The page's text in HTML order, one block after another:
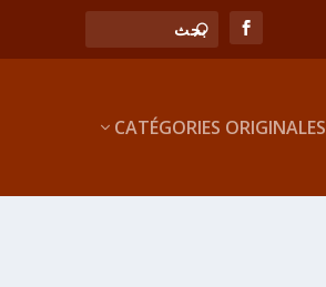
CATÉGORIES ORIGINALES